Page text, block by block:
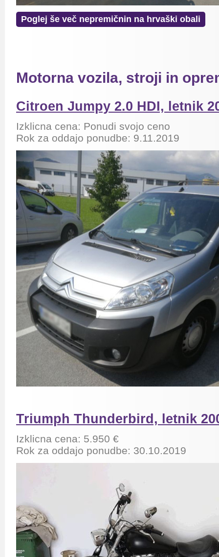
Poglej še več nepremičnin na hrvaški obali
Motorna vozila, stroji in
Citroen Jumpy 2.0 HDI, letnik
Izklicna cena: Ponudi svojo ceno
Rok za oddajo ponudbe: 9.11.2019
Triumph Thunderbird, letnik
Izklicna cena: 5.950 €
Rok za oddajo ponudbe: 30.10.2019